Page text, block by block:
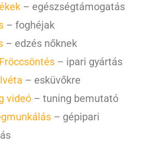
– egészségtámogatás
– foghéjak
– edzés nőknek
– ipari gyártás
– esküvőkre
videó – tuning bemutató
– gépipari